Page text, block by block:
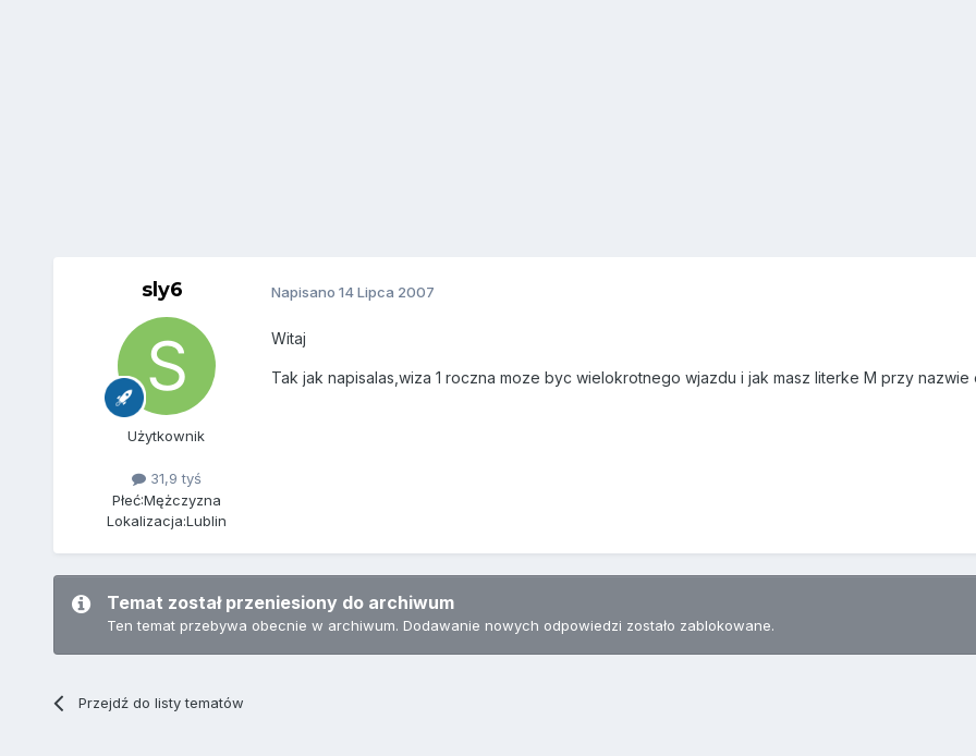
sly6
Użytkownik
31,9 tyś
Płeć:Mężczyzna
Lokalizacja:Lublin
Napisano 14 Lipca 2007
Witaj
Tak jak napisalas,wiza 1 roczna moze byc wielokrotnego wjazdu i jak masz literke M przy nazwie
Temat został przeniesiony do archiwum
Ten temat przebywa obecnie w archiwum. Dodawanie nowych odpowiedzi zostało zablokowane.
Przejdź do listy tematów